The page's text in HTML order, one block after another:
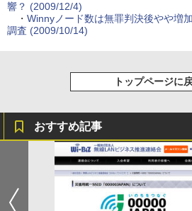
響？ (2009/12/4)
・ Winnyノード数は無罪判決後やや増
調査 (2009/10/14)
トップページに
おすすめ記事